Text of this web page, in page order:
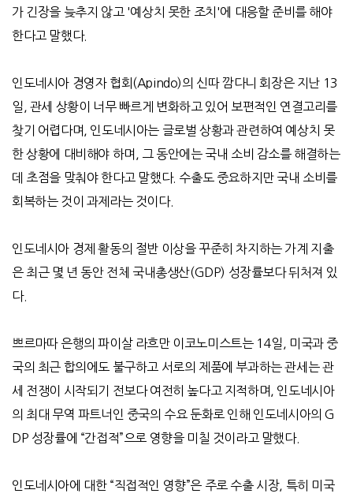
가 긴장을 늦추지 않고 '예상치 못한 조치 '에 대응할 준비를 해야
한다고 말했다.
인도네시아 경영자 협회 (Apindo)의 신따 깜다니 회장은 지난 13
일 관세 상황이 너무 빠르게 변화하고 있어 보편적인 연결고리를
찾기 어렵다며
인도네시아는 글로벌 상황과 관련하여 예상치 못
한 상황에 대비해야 하며
그 동안에는 국내 소비 감소를 해결하는
데 초점을 맞춰야 한다고 말했다. 수출도 중요하지만 국내 소비를
회복하는 것이 과제라는 것이다.
인도네시아 경제 활동의 절반 이상을 꾸준히 차지하는 가계 지출
은 최근 몇 년 동안 전체 국내총생산(GDP) 성장률보다 뒤처져 있
다.
쁘르마따 은행의 파이살 라흐만 이코노미스트는14일
미국과 중
국의 최근 합의에도 불구하고 서로의 제품에 부과하는 관세는 관
세 전쟁이 시작되기 전보다 여전히 높다고 지적하며
인도네시아
의 최대 무역 파트너인 중국의 수요 둔화로 인해 인도네시아의 G
DP 성장률에 “간접적”으로 영향을 미칠 것이라고 말했다.
인도네시아에 대한“직접적인 영향”은 주로 수출 시장, 특히 미국